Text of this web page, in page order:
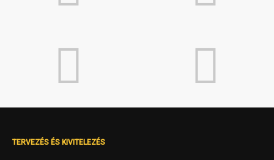
TERVEZÉS ÉS KIVITELEZÉS